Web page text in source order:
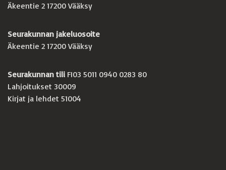
Äkeentie 2 17200 Vääksy
Seurakunnan jakeluosoite
Äkeentie 2 17200 Vääksy
Seurakunnan tili FI03 5011 0940 0283 80
Lahjoitukset 30009
Kirjat ja lehdet 51004